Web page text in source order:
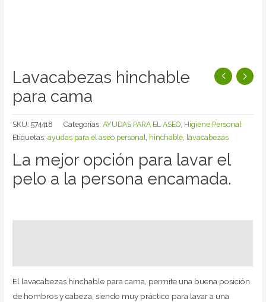
Lavacabezas hinchable
para cama
SKU:574418 Categorías:AYUDAS PARA EL ASEO Higiene Personal
Etiquetas:ayudas para el aseo personal hinchable lavacabezas
La mejor opción para lavar el
pelo a la persona encamada.
El lavacabezas hinchable para cama, permite una buena posición
de hombros y cabeza, siendo muy práctico para lavar a una